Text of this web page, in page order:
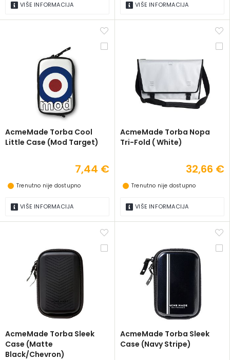
VIŠE INFORMACIJA VIŠE INFORMACIJA
AcmeMade Torba Cool
Little Case (Mod Target)
7,44 €
Trenutno nije dostupno
VIŠE INFORMACIJA
AcmeMade Torba Nopa
Tri-Fold ( White)
32,66 €
Trenutno nije dostupno
VIŠE INFORMACIJA
AcmeMade Torba Sleek
Case (Matte
Black/Chevron)
AcmeMade Torba Sleek
Case (Navy Stripe)